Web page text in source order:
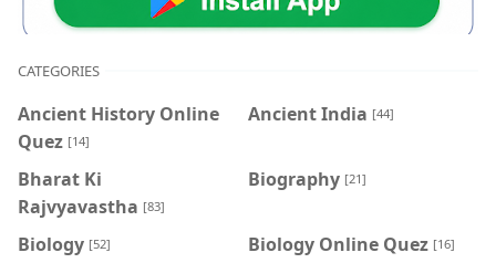
CATEGORIES
Ancient History Online
Quez [14]
Ancient India [44]
Bharat Ki
Rajvyavastha [83]
Biography [21]
Biology [52] Biology Online Quez [16]